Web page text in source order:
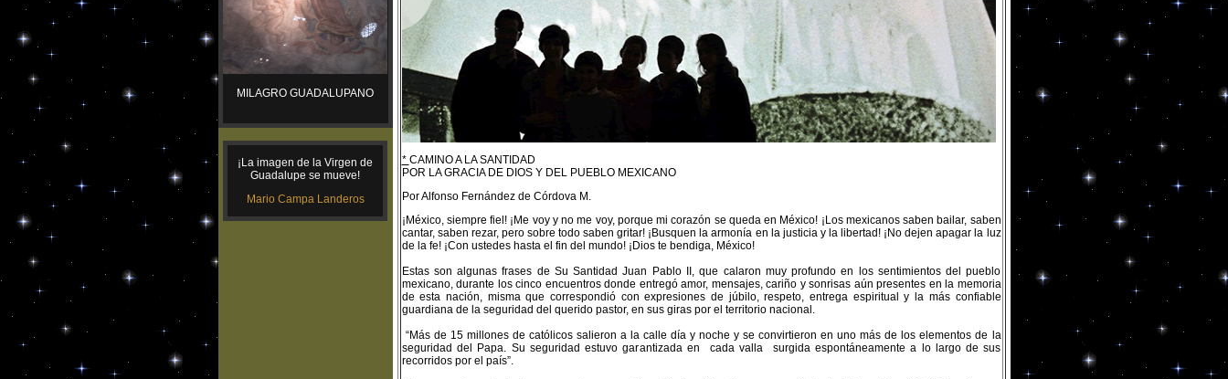
MILAGRO GUADALUPANO
¡La imagen de la Virgen de
Guadalupe se mueve!
Mario Campa Landeros
* CAMINO A LA SANTIDAD
POR LA GRACIA DE DIOS Y DEL PUEBLO MEXICANO
Por Alfonso Fernández de Córdova M.
¡México, siempre fiel! ¡Me voy y no me voy, porque mi corazón se queda en México! ¡Los mexicanos saben bailar, saben
cantar, saben rezar, pero sobre todo saben gritar! ¡Busquen la armonía en la justicia y la libertad! ¡No dejen apagar la luz
de la fe! ¡Con ustedes hasta el fin del mundo! ¡Dios te bendiga, México!
Estas son algunas frases de Su Santidad Juan Pablo II, que calaron muy profundo en los sentimientos del pueblo
mexicano, durante los cinco encuentros donde entregó amor, mensajes, cariño y sonrisas aún presentes en la memoria
de esta nación, misma que correspondió con expresiones de júbilo, respeto, entrega espiritual y la más confiable
guardiana de la seguridad del querido pastor, en sus giras por el territorio nacional.
“Más de 15 millones de católicos salieron a la calle día y noche y se convirtieron en uno más de los elementos de la
seguridad del Papa. Su seguridad estuvo garantizada en cada valla surgida espontáneamente a lo largo de sus
recorridos por el país”.